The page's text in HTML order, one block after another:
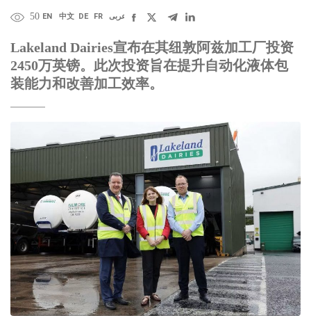
50 EN 中文 DE FR عربى
Lakeland Dairies宣布在其纽敦阿兹加工厂投资
2450万英镑。此次投资旨在提升自动化液体包
装能力和改善加工效率。